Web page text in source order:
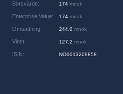
Börsvärde: 174 mnok
Enterprise Value: 174 mnok
Omsättning: 244,0 mnok
Vinst: 127,2 mnok
ISIN: NO0013209858